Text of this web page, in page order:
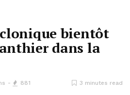
bientôt
dans la
881 3 minutes read